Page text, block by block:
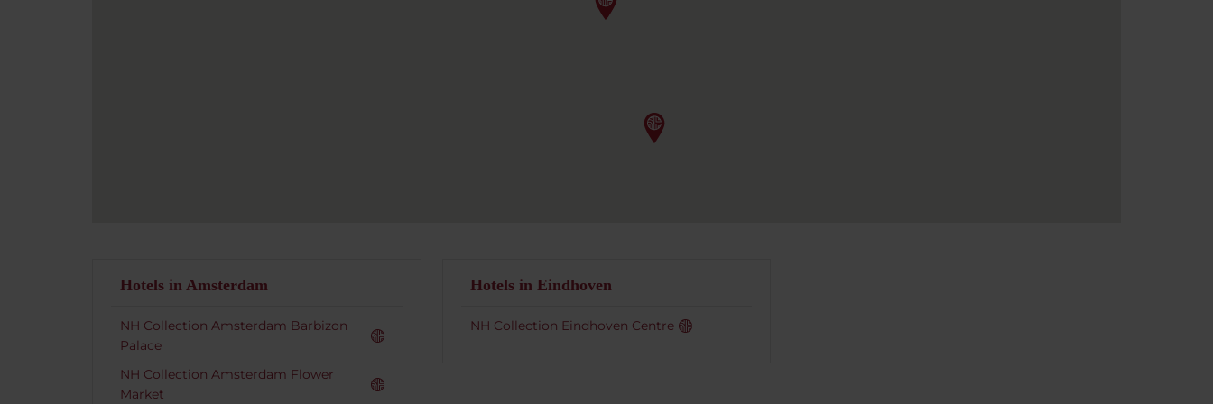
Hotels in Amsterdam
NH Collection Amsterdam Barbizon
Palace
NH Collection Amsterdam Flower
Market
Hotels in Eindhoven
NH Collection Eindhoven Centre